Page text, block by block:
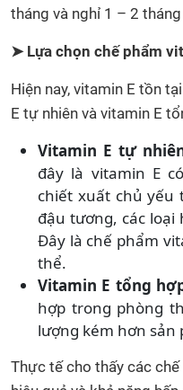
tháng và nghỉ 1 – 2
➤ Lựa chọn chế phẩm
Hiện nay, vitamin E tồn
E tự nhiên và vitamin E
Vitamin E tự
đây là vitamin E
chiết xuất chủ yếu
đậu tương, các
Đây là chế phẩm
thể.
Vitamin E tổng
hợp trong phòng
lượng kém hơn sản
Thực tế cho thấy các